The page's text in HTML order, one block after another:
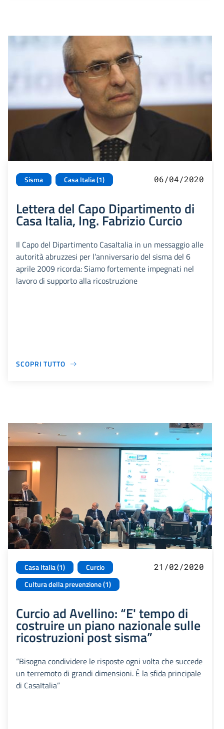
Sisma Casa Italia (1) 06/04/2020
Lettera del Capo Dipartimento di
Casa Italia, Ing. Fabrizio Curcio
Il Capo del Dipartimento CasaItalia in un messaggio alle
autorità abruzzesi per l’anniversario del sisma del 6
aprile 2009 ricorda: Siamo fortemente impegnati nel
lavoro di supporto alla ricostruzione
SCOPRI TUTTO
Casa Italia (1)
Curcio
Cultura della prevenzione (1)
21/02/2020
Curcio ad Avellino: “E' tempo di
costruire un piano nazionale sulle
ricostruzioni post sisma”
“Bisogna condividere le risposte ogni volta che succede
un terremoto di grandi dimensioni. È la sfida principale
di CasaItalia”